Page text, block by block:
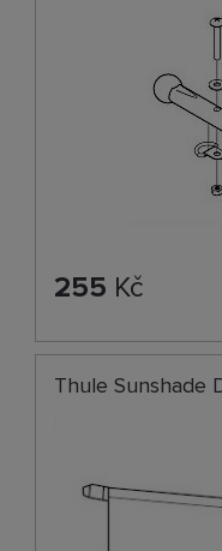
255 Kč
Thule Sunshade